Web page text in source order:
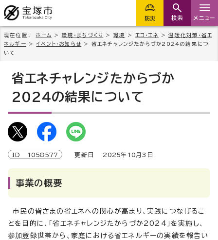
防災 検索 メニュー
現在位置： ホーム > 環境・まちづくり > 環境 > エコ・エネ >温暖化対策・省エ
ネルギー >イベント・お知らせ
> 省エネチャレンジたからづか2024の結果につ
いて
省エネチャレンジたからづか
2024の結果について
ID 1058577 更新日 2025年 10 月3日
事業の概要
市民の皆さまの省エネへの関心が高まり、実践につなげるこ
とを目的に、「省エネチャレンジたからづか2024」を実施し、
参加登録世帯から、家庭における省エネルギーの実績を報告い